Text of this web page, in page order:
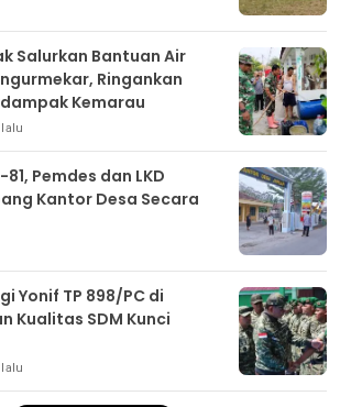
Salurkan Bantuan Air
Ringankan
Kemarau
Pemdes dan LKD
Kantor Desa Secara
Yonif TP 898/PC di
Kualitas SDM Kunci